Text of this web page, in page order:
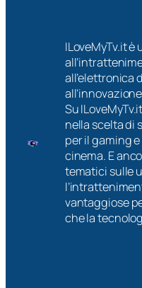
ILoveMyTv.it
all’elettronica
Su
nella scelta di
per il gaming
cinema. E
tematici sulle
vantaggiose
che la